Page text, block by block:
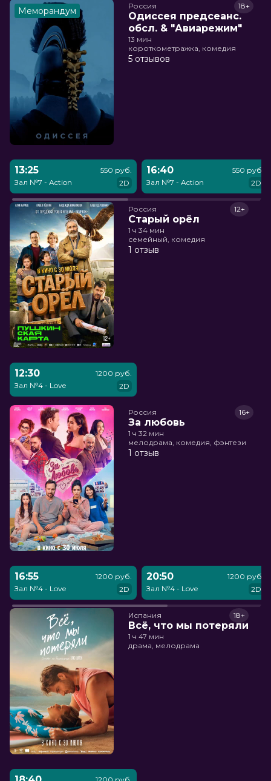
Меморандум Россия
Одиссея предсеанс.
обсл. & "Авиарежим"
18+
13 мин
короткометражка, комедия
5 отзывов
13:25
Зал №7 - Action
550 руб.
2D
16:40
Зал №7 - Action
550 руб.
2D
Россия
Старый орёл
12+
1 ч 34 мин
семейный, комедия
1 отзыв
12:30
Зал №4 - Love
1200 руб.
2D
Россия
За любовь
16+
1 ч 32 мин
мелодрама, комедия, фэнтези
1 отзыв
16:55
Зал №4 - Love
1200 руб.
2D
20:50
Зал №4 - Love
1200 руб.
2D
Испания
Всё, что мы потеряли
18+
1 ч 47 мин
драма, мелодрама
1200 руб.